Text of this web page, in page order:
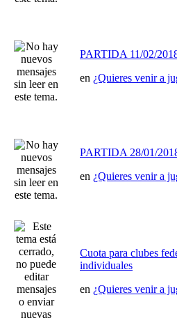
PARTIDA 11/02/
en ¿Quieres venir a
PARTIDA 28/01/
en ¿Quieres venir a
Cuota para clubes
individuales
en ¿Quieres venir a